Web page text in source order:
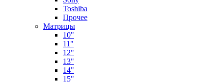
Toshiba
Прочее
Матрицы
10"
11"
12"
13"
14"
15"